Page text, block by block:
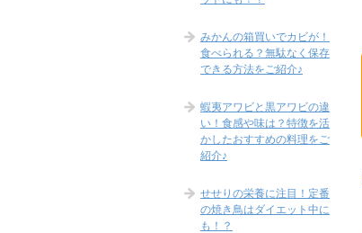
みかんの箱買いでカビが！
食べられる？無駄なく保存
できる方法をご紹介♪
蝦夷アワビと黒アワビの違
い！食感や味は？特徴を活
かしたおすすめの料理をご
紹介♪
せせりの栄養に注目！定番
の焼き鳥はダイエット中に
も！？